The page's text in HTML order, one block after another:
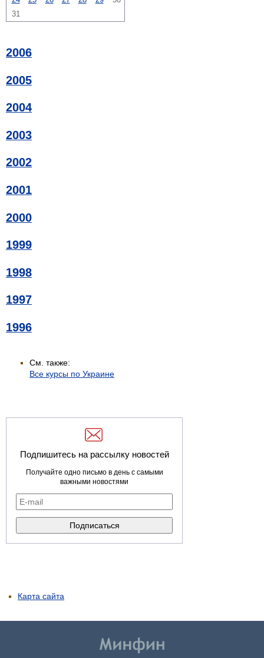
31
2006
2005
2004
2003
2002
2001
2000
1999
1998
1997
1996
См. также:
Все курсы по Украине
Подпишитесь на рассылку новостей
Получайте одно письмо в день с самыми
важными новостями
Карта сайта